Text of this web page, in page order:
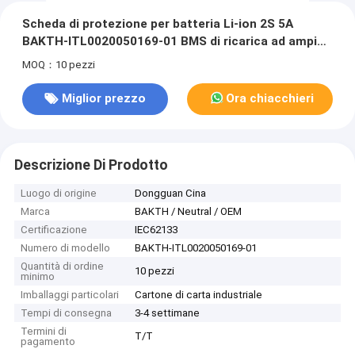
Scheda di protezione per batteria Li-ion 2S 5A
BAKTH-ITL0020050169-01 BMS di ricarica ad ampia
temperatura
MOQ：10 pezzi
Miglior prezzo Ora chiacchieri
Descrizione Di Prodotto
Luogo di origine
Dongguan Cina
Marca
BAKTH / Neutral / OEM
Certificazione
IEC62133
Numero di modello
BAKTH-ITL0020050169-01
Quantità di ordine
minimo
10 pezzi
Imballaggi particolari
Cartone di carta industriale
Tempi di consegna
3-4 settimane
Termini di
pagamento
T/T